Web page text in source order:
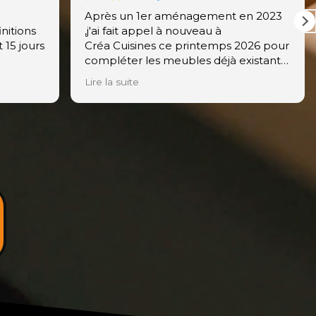
2023
pour
Notre cuisine est montée depuis une
semaine merci à Florian pour la
création de notre projet ,très réussi
correspond très bien à notre attente .
Merci à Nicolas l installateur ,très
sérieux et de bons conseils.
Nous recommandons cette
Lire la suite